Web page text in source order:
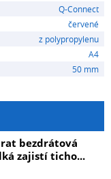
Q-Connect
červené
z polypropylenu
A4
50 mm
bezdrátová
zajistí ticho...